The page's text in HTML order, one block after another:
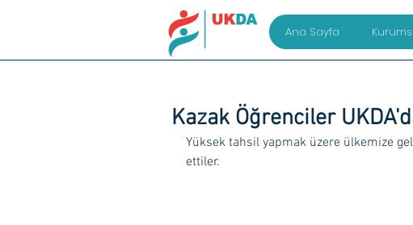
Ana Sayfa
Kazak Öğrenciler
Yüksek tahsil yapmak üzere ülkemize
ettiler.